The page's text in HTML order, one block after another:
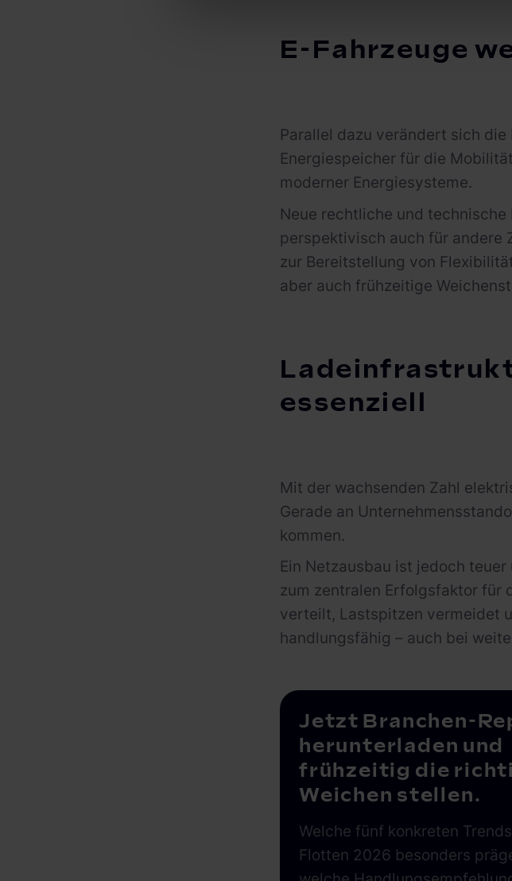
E-Fahrzeuge
Parallel dazu verändert sich
Energiespeicher für die
moderner Energiesysteme.
Neue rechtliche und
perspektivisch auch für andere
zur Bereitstellung von
aber auch frühzeitige
essenziell
Mit der wachsenden Zahl
Gerade an
kommen.
Ein Netzausbau ist jedoch
zum zentralen Erfolgsfaktor für
verteilt, Lastspitzen vermeidet
handlungsfähig – auch bei
Jetzt Branchen-
herunterladen und
frühzeitig die
Weichen stellen.
Welche fünf konkreten
Flotten 2026 besonders